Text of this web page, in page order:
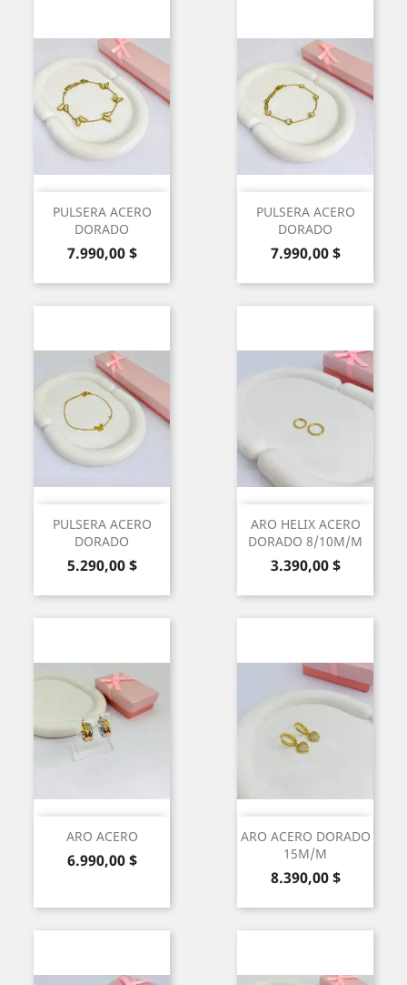
PULSERA ACERO
DORADO
Precio
7.990,00 $
PULSERA ACERO
DORADO
Precio
7.990,00 $
PULSERA ACERO
DORADO
Precio
5.290,00 $
ARO HELIX ACERO
DORADO 8/10M/M
Precio
3.390,00 $
ARO ACERO
Precio
6.990,00 $
ARO ACERO DORADO
15M/M
Precio
8.390,00 $